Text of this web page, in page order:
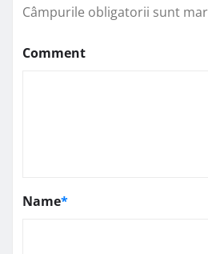
Câmpurile obligatorii sunt
Comment
Name*